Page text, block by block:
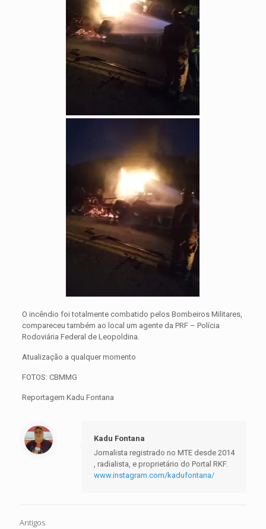
O incêndio foi totalmente combatido pelos Bombeiros Militares,
compareceu também ao local um agente da PRF – Polícia
Rodoviária Federal de Leopoldina.
Atualização a qualquer momento
FOTOS: CBMMG
Reportagem Kadu Fontana
Kadu Fontana
Jornalista registrado no MTE desde 2014
, radialista, e proprietário do Portal RKF.
www.instagram.com/kadufontana/
Antigos